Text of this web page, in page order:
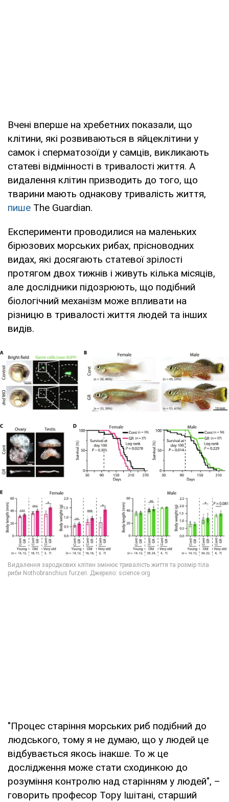
Вчені вперше на хребетних показали, що
клітини, які розвиваються в яйцеклітини у
самок і сперматозоїди у самців, викликають
статеві відмінності в тривалості життя. А
видалення клітин призводить до того, що
тварини мають однакову тривалість життя,
пише The Guardian.
Експерименти проводилися на маленьких
бірюзових морських рибах, прісноводних
видах, які досягають статевої зрілості
протягом двох тижнів і живуть кілька місяців,
але дослідники підозрюють, що подібний
біологічний механізм може впливати на
різницю в тривалості життя людей та інших
видів.
"Процес старіння морських риб подібний до
людського, тому я не думаю, що у людей це
відбувається якось інакше. То ж це
дослідження може стати сходинкою до
розуміння контролю над старінням у людей", –
говорить професор Тору Ішітані, старший